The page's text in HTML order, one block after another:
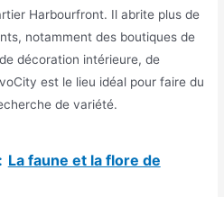
Harbourfront. Il abrite plus de
notamment des boutiques de
décoration intérieure, de
est le lieu idéal pour faire du
de variété.
La faune et la flore de